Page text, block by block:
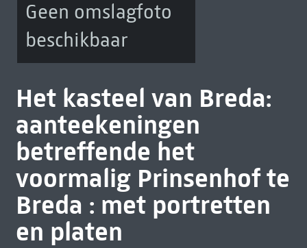
Geen omslagfoto
beschikbaar
Het kasteel van Breda:
aanteekeningen
betreffende het
voormalig Prinsenhof te
Breda : met portretten
en platen